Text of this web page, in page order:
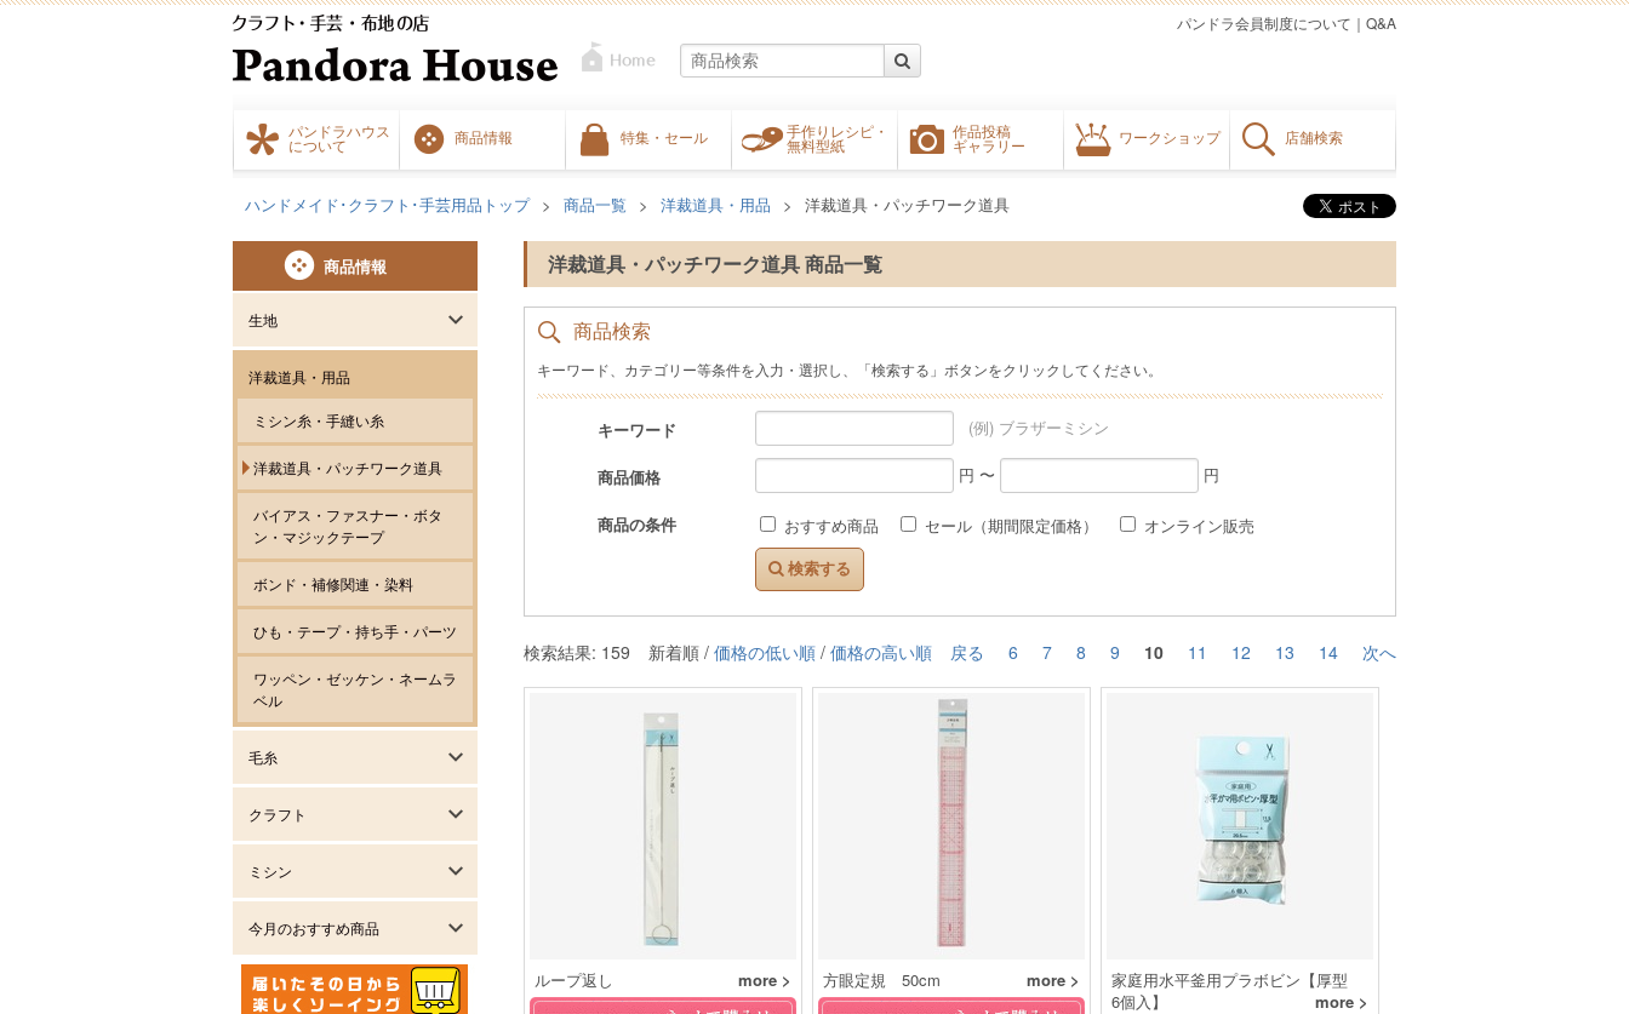
パンドラハウス
について
商品情報 特集・セール
手作りレシピ・
無料型紙
作品投稿
ギャラリー
ワークショップ 店舗検索
Q&A
｜
パンドラ会員制度について
ハンドメイド･クラフト･手芸用品トップ 商品一覧 洋裁道具・用品 洋裁道具・パッチワーク道具
洋裁道具・パッチワーク道具 商品一覧
商品検索
キーワード、カテゴリー等条件を入力・選択し、「検索する」ボタンをクリックしてください。
キーワード (例) ブラザーミシン
商品価格 円 〜 円
商品の条件 おすすめ商品 セール（期間限定価格） オンライン販売
検索する
検索結果: 159 戻る 6 7 8 9 10 11 12 13 14 次へ
新着順 / 価格の低い順 / 価格の高い順
ループ返し more > 方眼定規 50cm more >
家庭用水平釜用プラボビン【厚型
6個入】
more >
商品情報
生地
洋裁道具・用品
ミシン糸・手縫い糸
洋裁道具・パッチワーク道具
バイアス・ファスナー・ボタ
ン・マジックテープ
ボンド・補修関連・染料
ひも・テープ・持ち手・パーツ
ワッペン・ゼッケン・ネームラ
ベル
毛糸
クラフト
ミシン
今月のおすすめ商品